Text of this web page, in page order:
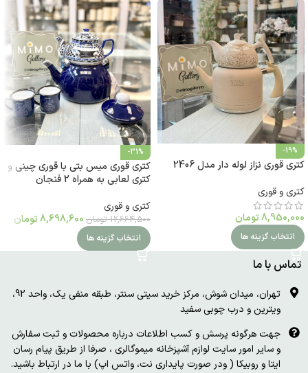
-19%
کتری قوری نزاز لوله دار مدل 2406
کتری و قوری
8,950,000تومان
انتخاب گزینه ها
-31%
کتری قوری میس بتی با قوری چینی و
کتری لعابی به همراه 2 فنجان
کتری و قوری
12,664,500 تومان 8,698,600تومان
انتخاب گزینه ها
تماس با ما
تهران، میدان شوش، مرکز خرید سیتی سنتر، طبقه منفی یک، واحد 92،
ویترین و درب چوبی سفید
جهت هرگونه پرسش و کسب اطلاعات درباره محصولات و ثبت سفارش
و سایر امور سایت لوازم آشپزخانه میموگالری ، صرفا از طریق پیام رسان
ایتا و روبیکا ( ودر صورت پایداری نت، واتس اپ) با ما در ارتباط باشید.